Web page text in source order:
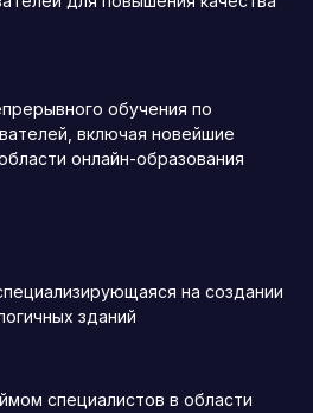
обучения по
включая новейшие
онлайн-образования
на создании
зданий
специалистов в области